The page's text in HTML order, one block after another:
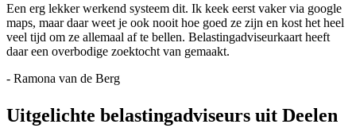
Een erg lekker werkend systeem dit. Ik keek eerst vaker via google
maps, maar daar weet je ook nooit hoe goed ze zijn en kost het heel
veel tijd om ze allemaal af te bellen. Belastingadviseurkaart heeft
daar een overbodige zoektocht van gemaakt.
- Ramona van de Berg
Uitgelichte belastingadviseurs uit Deelen